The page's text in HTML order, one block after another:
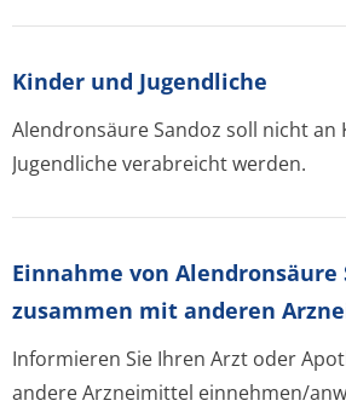
Kinder und Jugendliche
Alendronsäure Sandoz soll nicht an
Jugendliche verabreicht werden.
Einnahme von Alendronsäure
zusammen mit anderen
Informieren Sie Ihren Arzt oder
andere Arzneimittel einnehmen/